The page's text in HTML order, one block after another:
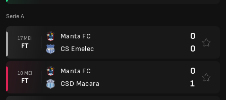
Serie A
17 MEI
FT
Manta FC
CS Emelec
0
0
10 MEI
FT
Manta FC
CSD Macara
0
1